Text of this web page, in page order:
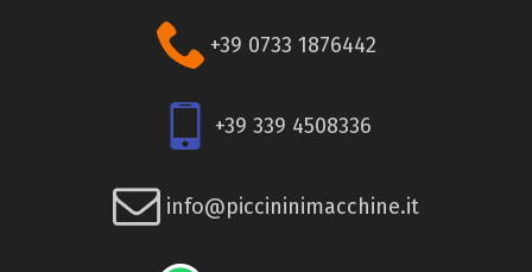
+39 0733 1876442
+39 339 4508336
info@piccininimacchine.it